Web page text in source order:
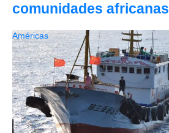
comunidades africanas
Américas